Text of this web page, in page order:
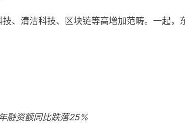
、清洁科技、区块链等高增加范畴。一起，
融资额同比跌落25%